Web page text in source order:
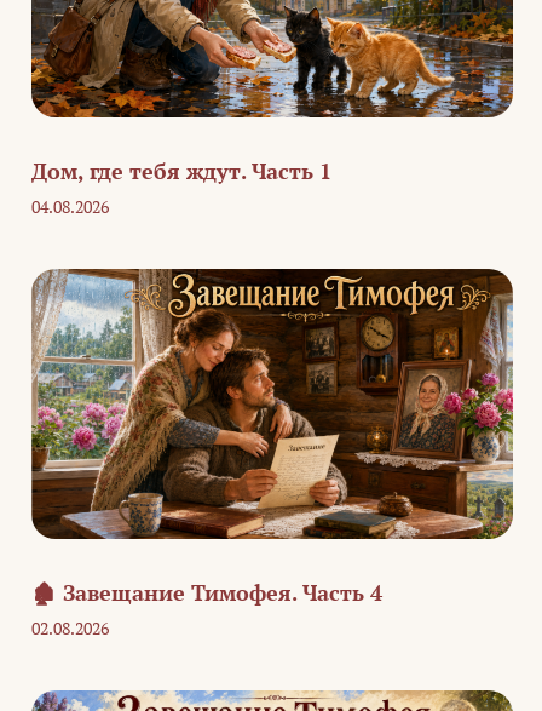
Дом, где тебя ждут. Часть 1
04.08.2026
🏚️ Завещание Тимофея. Часть 4
02.08.2026